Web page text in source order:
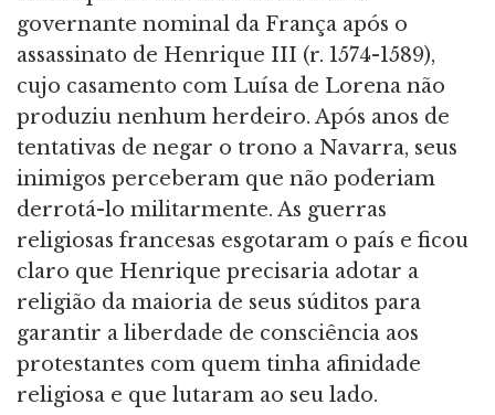
governante nominal da França após o
assassinato de Henrique III (r. 1574-1589),
cujo casamento com Luísa de Lorena não
produziu nenhum herdeiro. Após anos de
tentativas de negar o trono a Navarra, seus
inimigos perceberam que não poderiam
derrotá-lo militarmente. As guerras
religiosas francesas esgotaram o país e ficou
claro que Henrique precisaria adotar a
religião da maioria de seus súditos para
garantir a liberdade de consciência aos
protestantes com quem tinha afinidade
religiosa e que lutaram ao seu lado.